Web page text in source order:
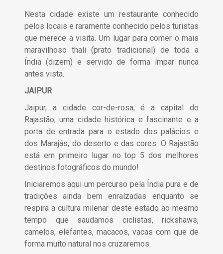
Nesta cidade existe um restaurante conhecido
pelos locais e raramente conhecido pelos turistas
que merece a visita. Um lugar para comer o mais
maravilhoso thali (prato tradicional) de toda a
Índia (dizem) e servido de forma ímpar nunca
antes vista.
JAIPUR
Jaipur, a cidade cor-de-rosa, é a capital do
Rajastão, uma cidade histórica e fascinante e a
porta de entrada para o estado dos palácios e
dos Marajás, do deserto e das cores. O Rajastão
está em primeiro lugar no top 5 dos melhores
destinos fotográficos do mundo!
Iniciaremos aqui um percurso pela Índia pura e de
tradições ainda bem enraízadas enquanto se
respira a cultura milenar deste estado ao mesmo
tempo que saudamos ciclistas, rickshaws,
camelos, elefantes, macacos, vacas com que de
forma muito natural nos cruzaremos.